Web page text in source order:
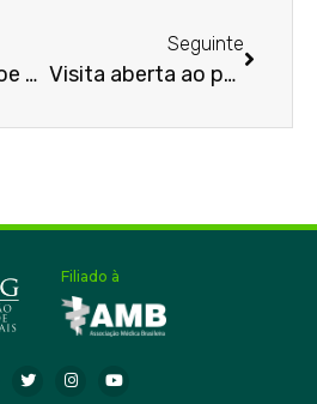
Doe sangue! Doe vida!
Seguinte
Visita aberta ao público
Filiado à